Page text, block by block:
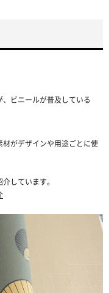
ビニールが普及している
がデザインや用途ごとに使
しています。